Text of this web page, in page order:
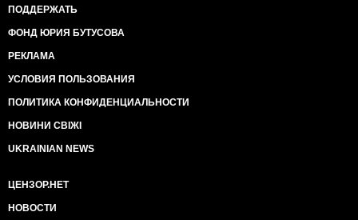
ПОДДЕРЖАТЬ
ФОНД ЮРИЯ БУТУСОВА
РЕКЛАМА
УСЛОВИЯ ПОЛЬЗОВАНИЯ
ПОЛИТИКА КОНФИДЕНЦИАЛЬНОСТИ
НОВИНИ СВІЖІ
UKRAINIAN NEWS
ЦЕНЗОР.НЕТ
НОВОСТИ